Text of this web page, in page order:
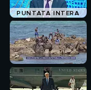
PUNTATA INTERA